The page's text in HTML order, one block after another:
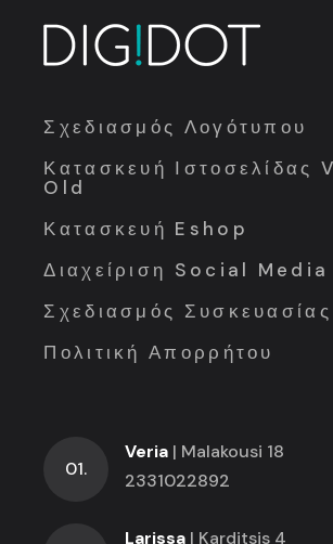
Σχεδιασμός Λογότυπου
Κατασκευή Ιστοσελίδας
Old
Κατασκευή Eshop
Διαχείριση Social Media
Σχεδιασμός Συσκευασίας
Πολιτική Απορρήτου
01.
Veria | Malakousi 18
2331022892
Larissa | Karditsis 4